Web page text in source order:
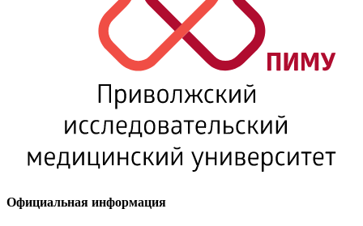
Официальная информация